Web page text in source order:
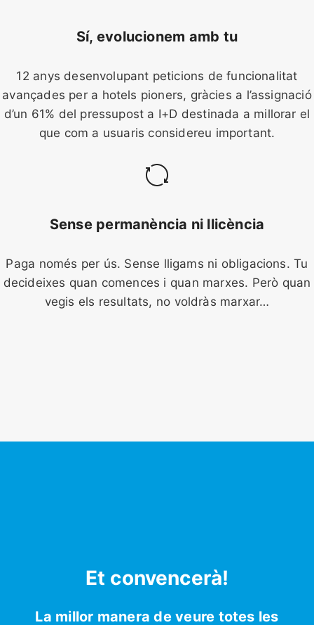
Sí, evolucionem amb tu
12 anys desenvolupant peticions de funcionalitat
avançades per a hotels pioners, gràcies a l’assignació
d’un 61% del pressupost a I+D destinada a millorar el
que com a usuaris considereu important.
Sense permanència ni llicència
Paga només per ús. Sense lligams ni obligacions. Tu
decideixes quan comences i quan marxes. Però quan
vegis els resultats, no voldràs marxar…
Et convencerà!
La millor manera de veure totes les